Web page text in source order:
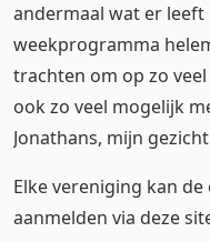
andermaal wat er
weekprogramma
trachten om op zo
ook zo veel mogelijk
Jonathans, mijn
Elke vereniging kan
aanmelden via deze